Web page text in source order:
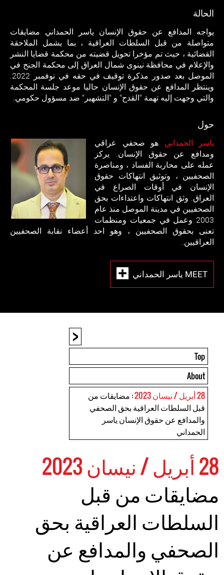
الحالة
يواجه المدافع عن حقوق الإنسان ياسر الحمداني مضايقات
متواصلة من قبل السلطات العراقية ، بما يشمل الملاحقة
القضائية ، حيث تم مؤخرا تحويل قضيته من محكمة قضايا النشر
والإعلام في محافظة نينوى شمال العراق إلى محكمة الجنح في
الموصل بعد صدور مذكرة توقيف في حقه في نوفمبر 2022.
وينتظر المدافع عن حقوق الإنسان حاليا موعد جلسة المحكمة
والتي وجهت إليه تهمة "القدح" و "التشهير" ضد مسؤول حكومي.
حول
ياسر الحمداني هو صحفي عراقي
ومدافع عن حقوق الإنسان. يركز
عمله على محاربة الفساد ، ومناصرة
الصحفيين ، وتوثيق انتهاكات حقوق
الإنسان في أوقات الصراع في
العراق. وثق انتهاكات واعتداءات بحق
الصحفيين في مدينة الموصل منذ عام
2003 وعمل في جمعيات ومنظمات
تعنى بحقوق الصحفيين ، وهو احد أعضاء نقابة الصحفيين
العراقيين.
MEET ياسر الحمداني
<
Top
About
28 أبريل / نيسان 2023
: مضايقات من
قبل السلطات العراقية بحق الصحفي
والمدافع عن حقوق الإنسان ياسر
الحمداني
28 أبريل / نيسان 2023
مضايقات من قبل
السلطات العراقية بحق
الصحفي والمدافع عن